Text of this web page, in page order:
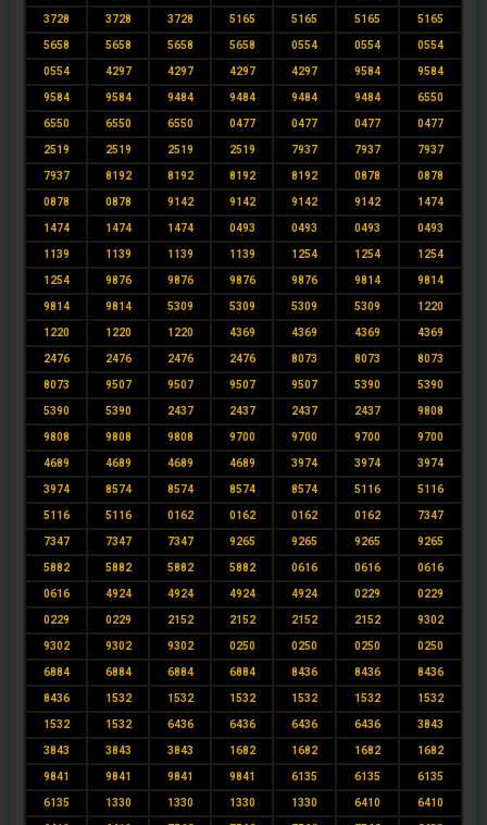
3728 3728 3728 5165 5165 5165 5165
5658 5658 5658 5658 0554 0554 0554
0554 4297 4297 4297 4297 9584 9584
9584 9584 9484 9484 9484 9484 6550
6550 6550 6550 0477 0477 0477 0477
2519 2519 2519 2519 7937 7937 7937
7937 8192 8192 8192 8192 0878 0878
0878 0878 9142 9142 9142 9142 1474
1474 1474 1474 0493 0493 0493 0493
1139 1139 1139 1139 1254 1254 1254
1254 9876 9876 9876 9876 9814 9814
9814 9814 5309 5309 5309 5309 1220
1220 1220 1220 4369 4369 4369 4369
2476 2476 2476 2476 8073 8073 8073
8073 9507 9507 9507 9507 5390 5390
5390 5390 2437 2437 2437 2437 9808
9808 9808 9808 9700 9700 9700 9700
4689 4689 4689 4689 3974 3974 3974
3974 8574 8574 8574 8574 5116 5116
5116 5116 0162 0162 0162 0162 7347
7347 7347 7347 9265 9265 9265 9265
5882 5882 5882 5882 0616 0616 0616
0616 4924 4924 4924 4924 0229 0229
0229 0229 2152 2152 2152 2152 9302
9302 9302 9302 0250 0250 0250 0250
6884 6884 6884 6884 8436 8436 8436
8436 1532 1532 1532 1532 1532 1532
1532 1532 6436 6436 6436 6436 3843
3843 3843 3843 1682 1682 1682 1682
9841 9841 9841 9841 6135 6135 6135
6135 1330 1330 1330 1330 6410 6410